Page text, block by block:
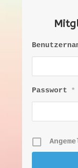
Passwort *